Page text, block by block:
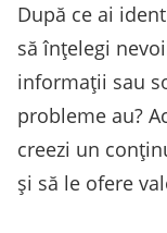
După ce ai
să înțelegi
informații sau
probleme au?
creezi un
și să le ofere